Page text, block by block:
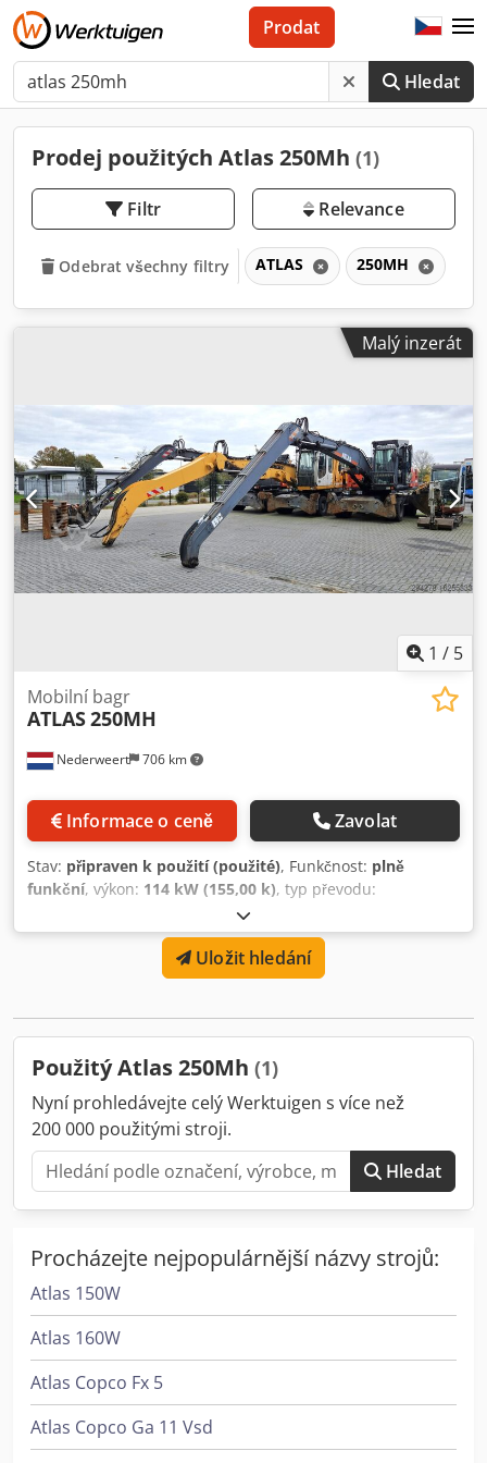
Hledat
Prodat
Prodej použitých Atlas 250Mh (1)
Filtr Relevance
Odebrat všechny filtry ATLAS 250MH
Malý inzerát
1 / 5
Nederweert 706 km
Mobilní bagr
ATLAS250MH
Informace o ceně Zavolat
Stav: připraven k použití (použité), Funkčnost: plně
funkční, výkon: 114 kW (155,00 k), typ převodu:
nafta
hmotnost:25 kg, stav pneumatik:50 procent, konfigurace
, počet míst k sezení:
, provozní hodiny:8 454 h, číslo stroje/vozidla:
hydraulika, jeřáb, kabina, klimatizace, přídavná světla,
Aetucngjgxokr Třídicí drapák Polypový drapák Zvedací
magnet všechny se systémem rychlovýměny dostupné
také: Atlas 230MH | 2011 | 6,80 + 5,00 | Polypový drapák
Liebherr A904C | 2011 | 6,60 + 5,00 | Polypový drapák
Uložit hledání
Použitý Atlas 250Mh (1)
Nyní prohledávejte celý Werktuigen s více než
200 000 použitými stroji.
Hledat
Procházejte nejpopulárnější názvy strojů:
Atlas 150W
Atlas 160W
Atlas Copco Fx 5
Atlas Copco Ga 11 Vsd